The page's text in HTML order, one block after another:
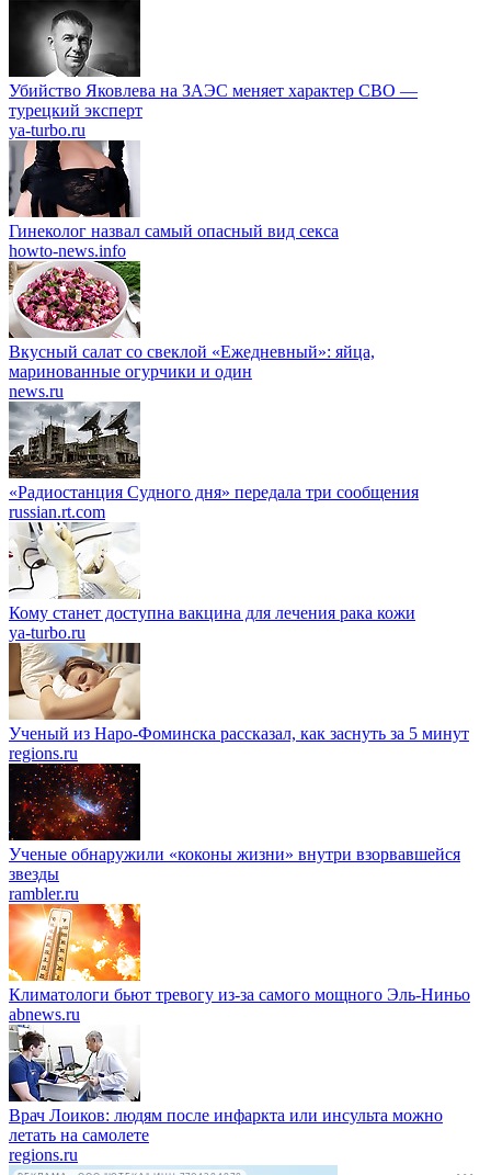
Убийство Яковлева на ЗАЭС меняет характер СВО —
турецкий эксперт
ya-turbo.ru
Гинеколог назвал самый опасный вид секса
howto-news.info
Вкусный салат со свеклой «Ежедневный»: яйца,
маринованные огурчики и один
news.ru
«Радиостанция Судного дня» передала три сообщения
russian.rt.com
Кому станет доступна вакцина для лечения рака кожи
ya-turbo.ru
Ученый из Наро-Фоминска рассказал, как заснуть за 5 минут
regions.ru
Ученые обнаружили «коконы жизни» внутри взорвавшейся
звезды
rambler.ru
Климатологи бьют тревогу из-за самого мощного Эль-Ниньо
abnews.ru
Врач Лоиков: людям после инфаркта или инсульта можно
летать на самолете
regions.ru